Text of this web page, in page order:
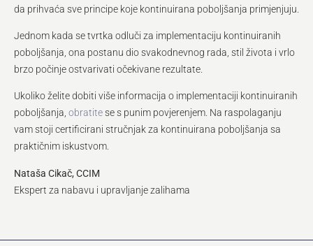
da prihvaća sve principe koje kontinuirana poboljšanja primjenjuju.
Jednom kada se tvrtka odluči za implementaciju kontinuiranih
poboljšanja, ona postanu dio svakodnevnog rada, stil života i vrlo
brzo počinje ostvarivati očekivane rezultate.
Ukoliko želite dobiti više informacija o implementaciji kontinuiranih
poboljšanja, obratitese s punim povjerenjem. Na raspolaganju
vam stoji certificirani stručnjak za kontinuirana poboljšanja sa
praktičnim iskustvom.
Nataša Cikač, CCIM
Ekspert za nabavu i upravljanje zalihama